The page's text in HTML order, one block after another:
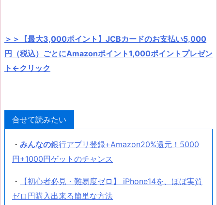
＞＞【最大3,000ポイント】JCBカードのお支払い5,000
円（税込）ごとにAmazonポイント1,000ポイントプレゼン
ト←クリック
合せて読みたい
・ みんなの銀行アプリ登録+Amazon20%還元！5000
円+1000円ゲットのチャンス
・
【初心者必見・難易度ゼロ】 iPhone14を、ほぼ実質
ゼロ円購入出来る簡単な方法